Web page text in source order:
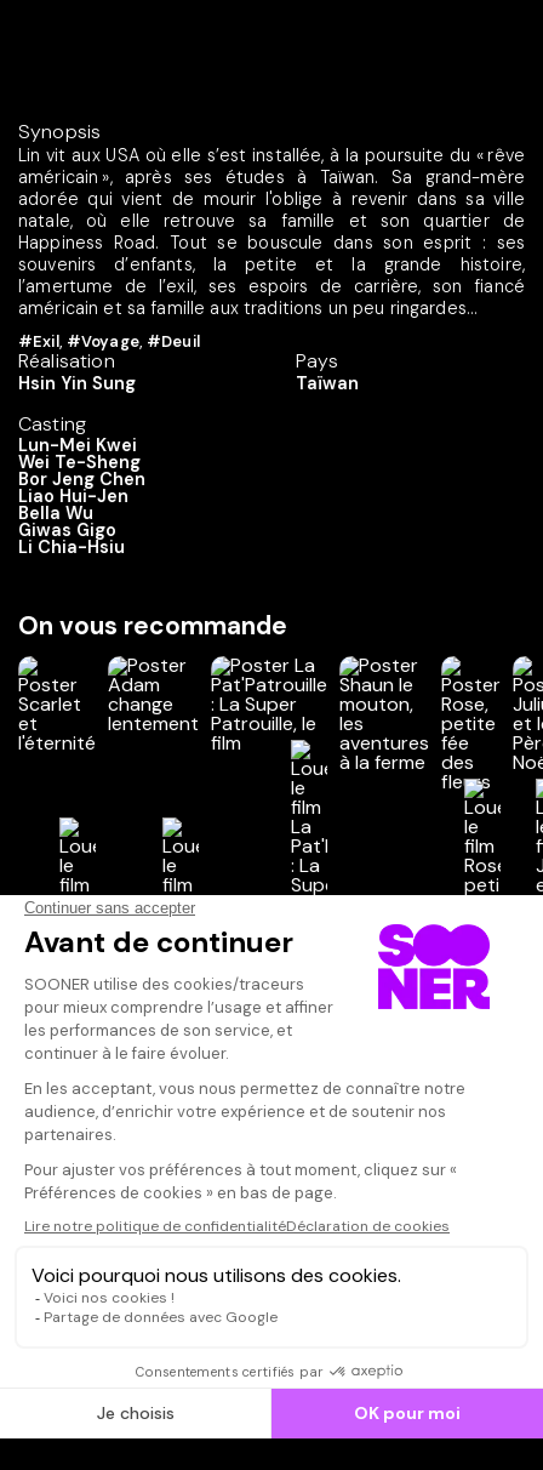
Synopsis
Lin vit aux USA où elle s’est installée, à la poursuite du « rêve
américain », après ses études à Taïwan. Sa grand-mère
adorée qui vient de mourir l'oblige à revenir dans sa ville
natale, où elle retrouve sa famille et son quartier de
Happiness Road. Tout se bouscule dans son esprit : ses
souvenirs d’enfants, la petite et la grande histoire,
l’amertume de l’exil, ses espoirs de carrière, son fiancé
américain et sa famille aux traditions un peu ringardes…
#Exil, #Voyage, #Deuil
Réalisation
Hsin Yin Sung
Casting
Lun-Mei Kwei
Wei Te-Sheng
Bor Jeng Chen
Liao Hui-Jen
Bella Wu
Giwas Gigo
Li Chia-Hsiu
Pays
Taïwan
On vous recommande
Vos avis
Donnez votre avis
Votre note
Votre commentaire
Il faut vous connecter pour
publier un avis
CONNEXION
Qui sommes-nous ?